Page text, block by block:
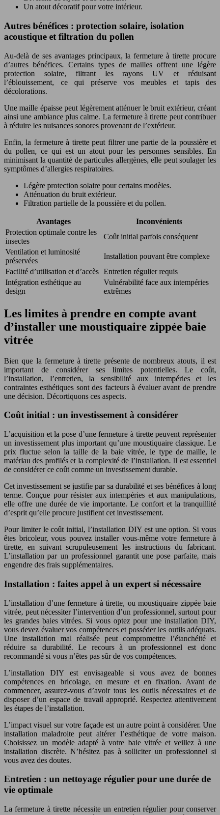
Un atout décoratif pour votre intérieur.
Autres bénéfices : protection solaire, isolation
acoustique et filtration du pollen
Au-delà de ses avantages principaux, la fermeture à tirette procure
d’autres bénéfices. Certains types de mailles offrent une légère
protection solaire, filtrant les rayons UV et réduisant
l’éblouissement, ce qui préserve vos meubles et tapis des
décolorations.
Une maille épaisse peut légèrement atténuer le bruit extérieur, créant
ainsi une ambiance plus calme. La fermeture à tirette peut contribuer
à réduire les nuisances sonores provenant de l’extérieur.
Enfin, la fermeture à tirette peut filtrer une partie de la poussière et
du pollen, ce qui est un atout pour les personnes sensibles. En
minimisant la quantité de particules allergènes, elle peut soulager les
symptômes d’allergies respiratoires.
Légère protection solaire pour certains modèles.
Atténuation du bruit extérieur.
Filtration partielle de la poussière et du pollen.
Avantages
Inconvénients
Protection optimale contre les
insectes
Coût initial parfois conséquent
Ventilation et luminosité
préservées
Installation pouvant être complexe
Facilité d’utilisation et d’accès Entretien régulier requis
Intégration esthétique au
design
Vulnérabilité face aux intempéries
extrêmes
Les limites à prendre en compte avant
d’installer une moustiquaire zippée baie
vitrée
Bien que la fermeture à tirette présente de nombreux atouts, il est
important de considérer ses limites potentielles. Le coût,
l’installation, l’entretien, la sensibilité aux intempéries et les
contraintes esthétiques sont des facteurs à évaluer avant de prendre
une décision. Décortiquons ces aspects.
Coût initial : un investissement à considérer
L’acquisition et la pose d’une fermeture à tirette peuvent représenter
un investissement plus important qu’une moustiquaire classique. Le
prix fluctue selon la taille de la baie vitrée, le type de maille, le
matériau des profilés et la complexité de l’installation. Il est essentiel
de considérer ce coût comme un investissement durable.
Cet investissement se justifie par sa durabilité et ses bénéfices à long
terme. Conçue pour résister aux intempéries et aux manipulations,
elle offre une durée de vie importante. Le confort et la tranquillité
d’esprit qu’elle procure justifient cet investissement.
Pour limiter le coût initial, l’installation DIY est une option. Si vous
êtes bricoleur, vous pouvez installer vous-même votre fermeture à
tirette, en suivant scrupuleusement les instructions du fabricant.
L’installation par un professionnel garantit une pose parfaite, mais
engendre des frais supplémentaires.
Installation : faites appel à un expert si nécessaire
L’installation d’une fermeture à tirette, ou moustiquaire zippée baie
vitrée, peut nécessiter l’intervention d’un professionnel, surtout pour
les grandes baies vitrées. Si vous optez pour une installation DIY,
vous devez évaluer vos compétences et posséder les outils adéquats.
Une installation mal réalisée peut compromettre l’étanchéité et
réduire sa durabilité. Le recours à un professionnel est donc
recommandé si vous n’êtes pas sûr de vos compétences.
L’installation DIY est envisageable si vous avez de bonnes
compétences en bricolage, en mesure et en fixation. Avant de
commencer, assurez-vous d’avoir tous les outils nécessaires et de
disposer d’un espace de travail approprié. Respectez attentivement
les étapes de l’installation.
L’impact visuel sur votre façade est un autre point à considérer. Une
installation maladroite peut altérer l’esthétique de votre maison.
Choisissez un modèle adapté à votre baie vitrée et veillez à une
installation discrète. N’hésitez pas à solliciter un professionnel si
vous avez des doutes.
Entretien : un nettoyage régulier pour une durée de
vie optimale
La fermeture à tirette nécessite un entretien régulier pour conserver